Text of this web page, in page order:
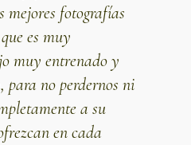
fotografías
es muy
muy entrenado y
para no perdernos ni
a su
en cada